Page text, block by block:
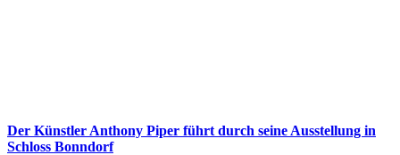
Der Künstler Anthony Piper führt durch seine Ausstellung in
Schloss Bonndorf